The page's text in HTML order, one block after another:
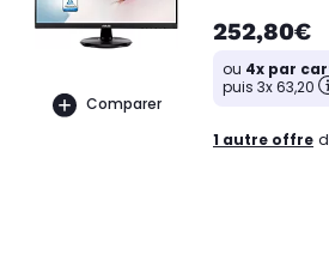
Comparer
252,80€
ou 4x par
puis 3x 63,20
1 autre offre